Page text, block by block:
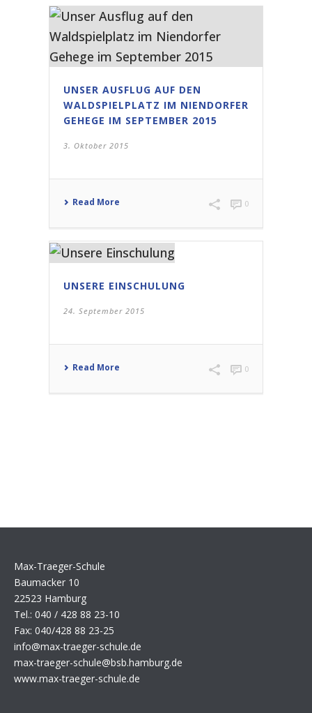
UNSER AUSFLUG AUF DEN
WALDSPIELPLATZ IM NIENDORFER
GEHEGE IM SEPTEMBER 2015
3. Oktober 2015
Read More 0
UNSERE EINSCHULUNG
24. September 2015
Read More 0
Max-Traeger-Schule
Baumacker 10
22523 Hamburg
Tel.: 040 / 428 88 23-10
Fax: 040/428 88 23-25
info@max-traeger-schule.de
max-traeger-schule@bsb.hamburg.de
www.max-traeger-schule.de